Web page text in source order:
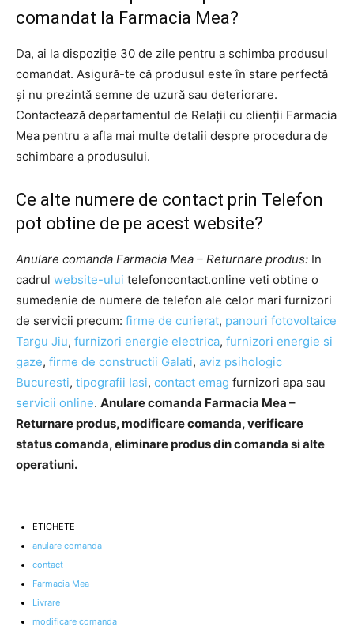
comandat la Farmacia Mea?
Da, ai la dispoziție 30 de zile pentru a schimba produsul
comandat. Asigură-te că produsul este în stare perfectă
și nu prezintă semne de uzură sau deteriorare.
Contactează departamentul de Relații cu clienții Farmacia
Mea pentru a afla mai multe detalii despre procedura de
schimbare a produsului.
Ce alte numere de contact prin Telefon
pot obtine de pe acest website?
Anulare comanda Farmacia Mea – Returnare produs: In
cadrul website-ului telefoncontact.online veti obtine o
sumedenie de numere de telefon ale celor mari furnizori
de servicii precum: firme de curierat, panouri fotovoltaice
Targu Jiu, furnizori energie electrica, furnizori energie si
gaze, firme de constructii Galati, aviz psihologic
Bucuresti, tipografii Iasi, contact emag furnizori apa sau
servicii online. Anulare comanda Farmacia Mea –
Returnare produs, modificare comanda, verificare
status comanda, eliminare produs din comanda si alte
operatiuni.
ETICHETE
anulare comanda
contact
Farmacia Mea
Livrare
modificare comanda